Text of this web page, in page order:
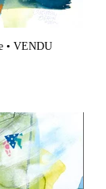
• VENDU